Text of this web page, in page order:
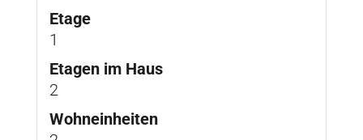
Etage
1
Etagen im Haus
2
Wohneinheiten